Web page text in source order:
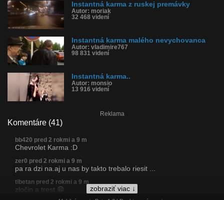
Instantná karma z ruskej premávky
Autor: moriak
32 468 videní
Instantná karma malého nevychovanca
Autor: vladimire767
98 831 videní
Instantná karma..
Autor: monsio
13 916 videní
Reklama
Komentáre (41)
zobraziť viac ↓
bb420 pred 2 rokmi a 9 m
Chevrolet Karma :D
zer0 pred 2 rokmi a 9 m
pa ra dzi na.aj u nas by takto trebalo riesit ...
tibetan pred 2 rokmi a 9 m
zločin a trest 😁